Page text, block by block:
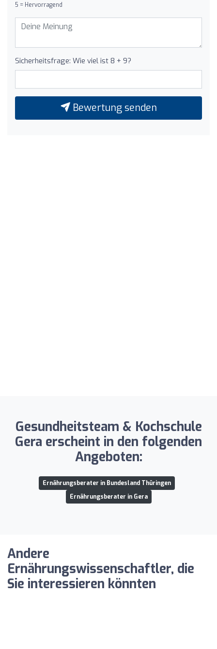
5 = Hervorragend
Sicherheitsfrage: Wie viel ist 8 + 9?
Bewertung senden
Gesundheitsteam & Kochschule
Gera erscheint in den folgenden
Angeboten:
Ernährungsberater in Bundesland Thüringen
Ernährungsberater in Gera
Andere
Ernährungswissenschaftler, die
Sie interessieren könnten